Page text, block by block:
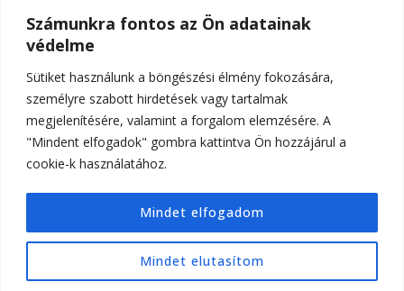
Számunkra fontos az Ön adatainak
védelme
Sütiket használunk a böngészési élmény fokozására,
személyre szabott hirdetések vagy tartalmak
megjelenítésére, valamint a forgalom elemzésére. A
"Mindent elfogadok" gombra kattintva Ön hozzájárul a
cookie-k használatához.
Mindet elutasítom
Mindet elfogadom
Sport
Tudomány
© Szerzői jog 2026ELTE Online
fenntartva.Hello Fashion | FejlesztetteBlossom
Themes.Készítette: WordPress